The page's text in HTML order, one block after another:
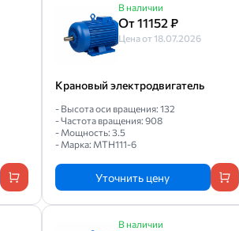
В наличии
От 11152 ₽
Цена от 18.07.2026
Крановый электродвигатель
- Высота оси вращения: 132
- Частота вращения: 908
- Мощность: 3.5
- Марка: МТН111-6
Уточнить цену
В наличии